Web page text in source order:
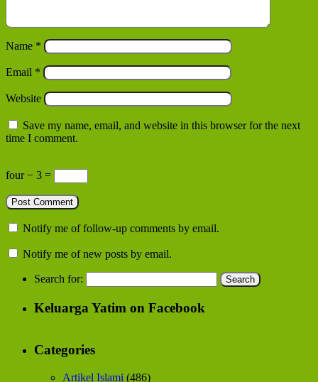
Name *
Email *
Website
Save my name, email, and website in this browser for the next
time I comment.
four − 3 =
Notify me of follow-up comments by email.
Notify me of new posts by email.
Search for:
Keluarga Yatim on Facebook
Categories
Artikel Islami (486)